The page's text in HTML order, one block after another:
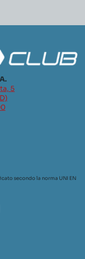
5
secondo la norma UNI EN